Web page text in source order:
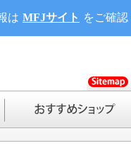
は MFJサイト をご確